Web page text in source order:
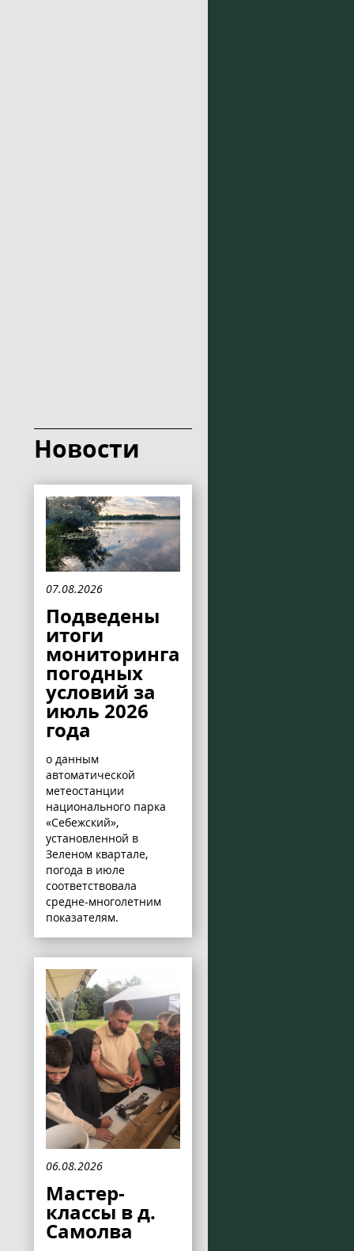
Новости
07.08.2026
Подведены
итоги
мониторинга
погодных
условий за
июль 2026
года
о данным
автоматической
метеостанции
национального парка
«Себежский»,
установленной в
Зеленом квартале,
погода в июле
соответствовала
средне-многолетним
показателям.
06.08.2026
Мастер-
классы в д.
Самолва